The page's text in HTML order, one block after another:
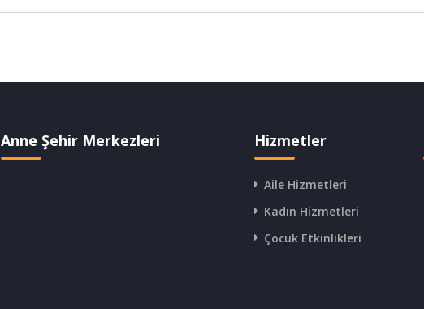
Anne Şehir Merkezleri Hizmetler
Aile Hizmetleri
Kadın Hizmetleri
Çocuk Etkinlikleri